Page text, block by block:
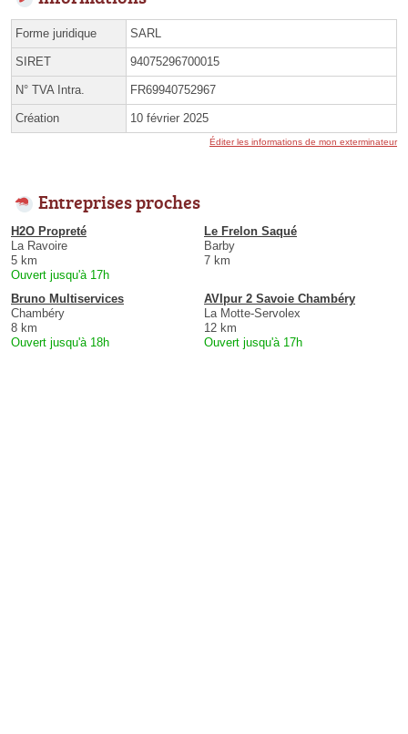
Forme juridique SARL
SIRET 94075296700015
N° TVA Intra. FR69940752967
Création 10 février 2025
Éditer les informations de mon exterminateur
Entreprises proches
H2O Propreté
La Ravoire
5 km
Ouvert jusqu'à 17h
Le Frelon Saqué
Barby
7 km
Bruno Multiservices
Chambéry
8 km
Ouvert jusqu'à 18h
AVIpur 2 Savoie Chambéry
La Motte-Servolex
12 km
Ouvert jusqu'à 17h